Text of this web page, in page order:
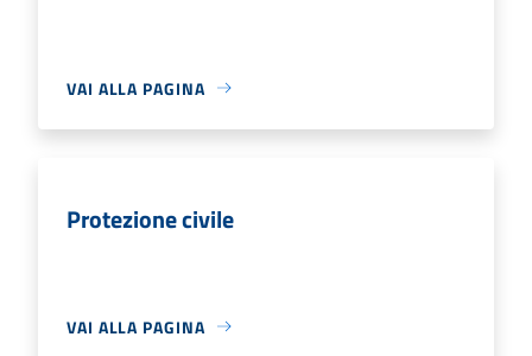
VAI ALLA PAGINA
Protezione civile
VAI ALLA PAGINA